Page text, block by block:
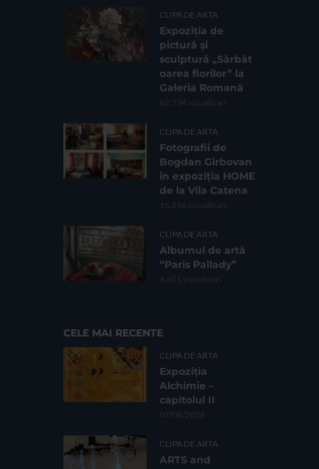
CLIPA DE ARTA
Expoziția de
pictură și
sculptură „Sărbăt
oarea florilor” la
Galeria Romană
62.734 vizualizari
CLIPA DE ARTA
Fotografii de
Bogdan Gîrbovan
în expoziția HOME
de la Vila Catena
16.216 vizualizari
CLIPA DE ARTA
Albumul de artă
“Paris Pallady”
6.601 vizualizari
CELE MAI RECENTE
CLIPA DE ARTA
Expoziția
Alchimie –
capitolul II
07/08/2026
CLIPA DE ARTA
ARTS and